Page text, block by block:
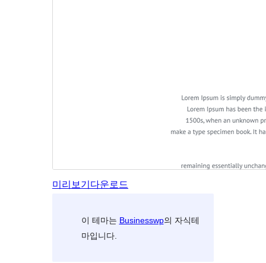
미리보기 다운로드
이 테마는 Businesswp의 자식테
마입니다.